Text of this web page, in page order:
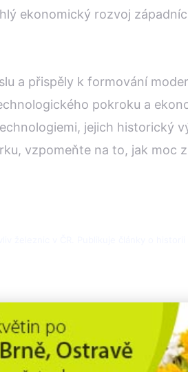
ekonomický rozvoj
a přispěly k formování
pokroku a
jejich historický
vzpomeňte na to, jak moc